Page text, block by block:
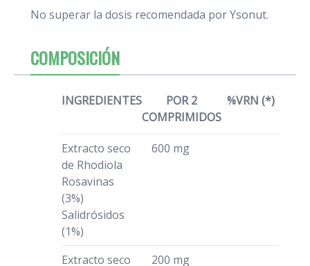
No superar la dosis recomendada por Ysonut.
COMPOSICIÓN
INGREDIENTES
POR 2
COMPRIMIDOS
%VRN (*)
Extracto seco
de Rhodiola
Rosavinas
(3%)
Salidrósidos
(1%)
600 mg
Extracto seco 200 mg